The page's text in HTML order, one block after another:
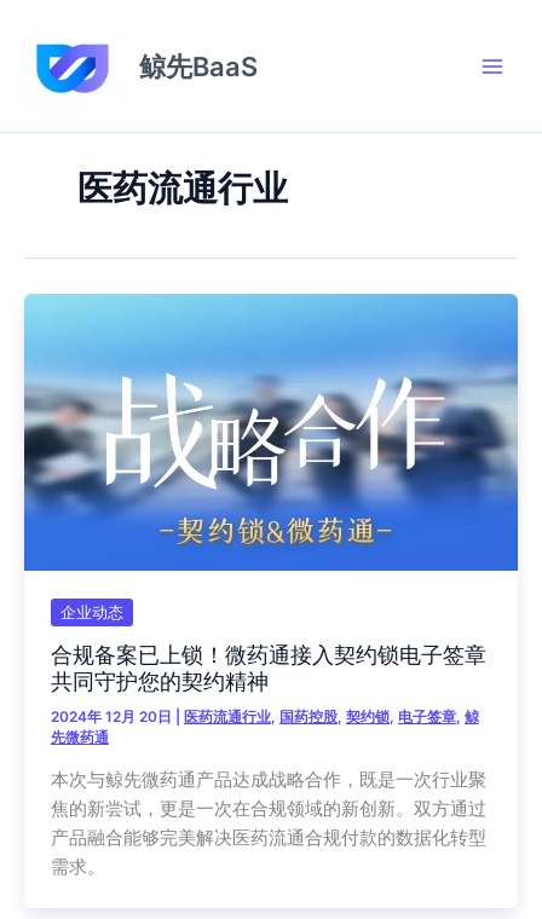
鲸先BaaS
医药流通行业
企业动态
合规备案已上锁！微药通接入契约锁电子签章
共同守护您的契约精神
2024年 12月 20日 医药流通行业, 国药控股, 契约锁, 电子签章, 鲸
先微药通
本次与鲸先微药通产品达成战略合作，既是一次行业聚
焦的新尝试，更是一次在合规领域的新创新。双方通过
产品融合能够完美解决医药流通合规付款的数据化转型
需求。